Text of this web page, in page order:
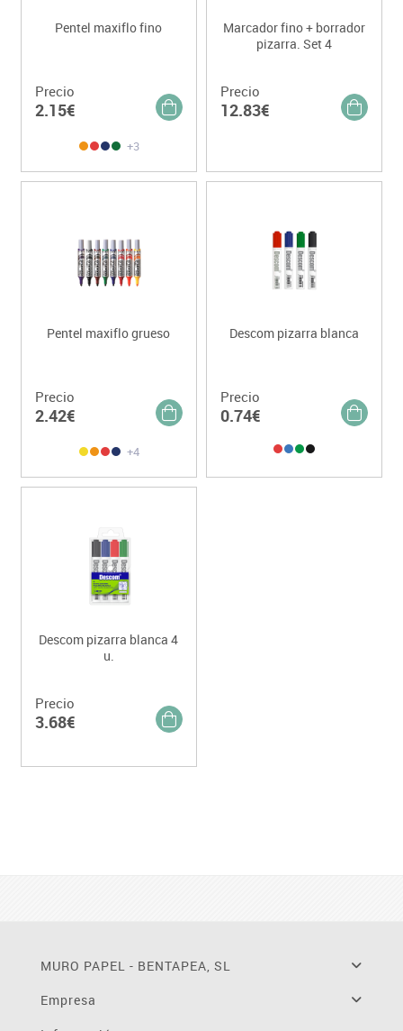
Pentel maxiflo fino
Precio
2.15€
+3
Marcador fino + borrador
pizarra. Set 4
Precio
12.83€
Pentel maxiflo grueso
Precio
2.42€
+4
Descom pizarra blanca
Precio
0.74€
Descom pizarra blanca 4
u.
Precio
3.68€
MURO PAPEL - BENTAPEA, SL
Empresa